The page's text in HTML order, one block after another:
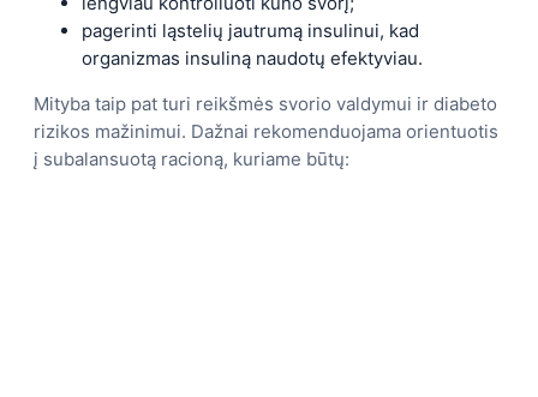
pagerinti ląstelių jautrumą insulinui, kad
organizmas insuliną naudotų efektyviau.
Mityba taip pat turi reikšmės svorio valdymui ir diabeto
rizikos mažinimui. Dažnai rekomenduojama orientuotis
į subalansuotą racioną, kuriame būtų: